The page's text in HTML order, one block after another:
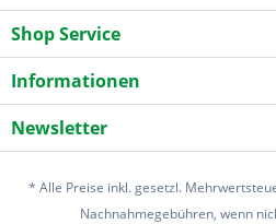
Shop Service
Informationen
Newsletter
* Alle Preise inkl. gesetzl.
Nachnahmegebühren, wenn